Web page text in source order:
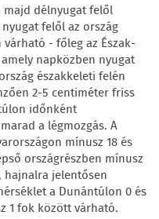
délnyugat felől
felől az ország
- főleg az Észak-
napközben nyugat
északkeleti felén
2-5 centiméter friss
időnként
a légmozgás. A
mínusz 18 és
országrészben mínusz
hajnalra jelentősen
a Dunántúlon 0 és
1 fok között várható.